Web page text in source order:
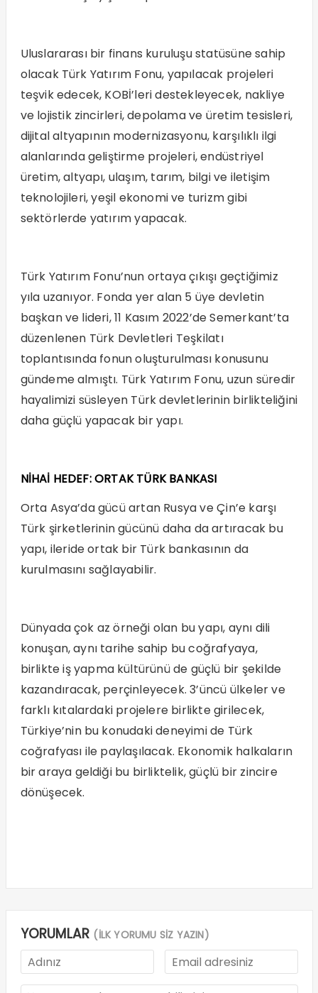
Uluslararası bir finans kuruluşu statüsüne sahip
olacak Türk Yatırım Fonu, yapılacak projeleri
teşvik edecek, KOBİ’leri destekleyecek, nakliye
ve lojistik zincirleri, depolama ve üretim tesisleri,
dijital altyapının modernizasyonu, karşılıklı ilgi
alanlarında geliştirme projeleri, endüstriyel
üretim, altyapı, ulaşım, tarım, bilgi ve iletişim
teknolojileri, yeşil ekonomi ve turizm gibi
sektörlerde yatırım yapacak.
Türk Yatırım Fonu’nun ortaya çıkışı geçtiğimiz
yıla uzanıyor. Fonda yer alan 5 üye devletin
başkan ve lideri, 11 Kasım 2022’de Semerkant’ta
düzenlenen Türk Devletleri Teşkilatı
toplantısında fonun oluşturulması konusunu
gündeme almıştı. Türk Yatırım Fonu, uzun süredir
hayalimizi süsleyen Türk devletlerinin birlikteliğini
daha güçlü yapacak bir yapı.
NİHAİ HEDEF: ORTAK TÜRK BANKASI
Orta Asya’da gücü artan Rusya ve Çin’e karşı
Türk şirketlerinin gücünü daha da artıracak bu
yapı, ileride ortak bir Türk bankasının da
kurulmasını sağlayabilir.
Dünyada çok az örneği olan bu yapı, aynı dili
konuşan, aynı tarihe sahip bu coğrafyaya,
birlikte iş yapma kültürünü de güçlü bir şekilde
kazandıracak, perçinleyecek. 3’üncü ülkeler ve
farklı kıtalardaki projelere birlikte girilecek,
Türkiye’nin bu konudaki deneyimi de Türk
coğrafyası ile paylaşılacak. Ekonomik halkaların
bir araya geldiği bu birliktelik, güçlü bir zincire
dönüşecek.
YORUMLAR (İLK YORUMU SİZ YAZIN)